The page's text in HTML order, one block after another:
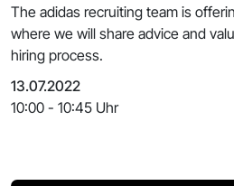
The adidas recruiting team is
where we will share advice and
hiring process.
13.07.2022
10:00 - 10:45 Uhr